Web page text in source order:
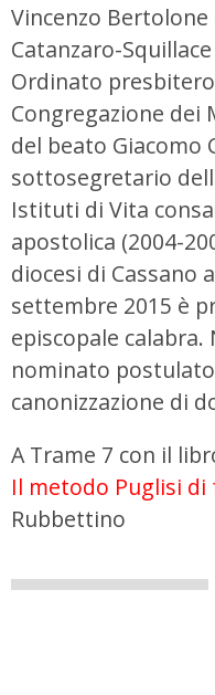
Vincenzo Bertolone
Catanzaro-
Ordinato
Congregazione dei
del beato Giacomo
sottosegretario
Istituti di Vita
apostolica (2004-
diocesi di Cassano
settembre 2015 è
episcopale calabra.
nominato
canonizzazione di
A Trame 7 con il
Il metodo Puglisi
Rubbettino